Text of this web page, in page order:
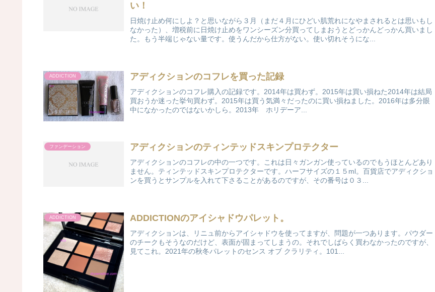
い！
日焼け止め何にしよ？と思いながら３月（まだ４月にひどい肌荒れになやまされるとは思いもし
なかった）、増税前に日焼け止めをワンシーズン分買ってしまおうとどっかんどっかん買いまし
た。もう半端じゃない量です。使うんだから仕方がない。使い切れそうにな...
ADDICTION アディクションのコフレを買った記録
アディクションのコフレ購入の記録です。2014年は買わず。2015年は買い損ねた2014年は結局
買おうか迷った挙句買わず。2015年は買う気満々だったのに買い損ねました。2016年は多分眼
中になかったのではないかしら。2013年 ホリデーア...
ファンデーション アディクションのティンテッドスキンプロテクター
アディクションのコフレの中の一つです。これは日々ガンガン使っているのでもうほとんどあり
ません。ティンテッドスキンプロテクターです。ハーフサイズの１５ml。百貨店でアディクショ
ンを買うとサンプルを入れて下さることがあるのですが、その番号は０３...
ADDICTION ADDICTIONのアイシャドウパレット。
アディクションは、リニュ前からアイシャドウを使ってますが、問題が一つあります。パウダー
のチークもそうなのだけど、表面が固まってしまうの。それでしばらく買わなかったのですが、
見てこれ。2021年の秋冬パレットのセンス オブ クラリティ。101...